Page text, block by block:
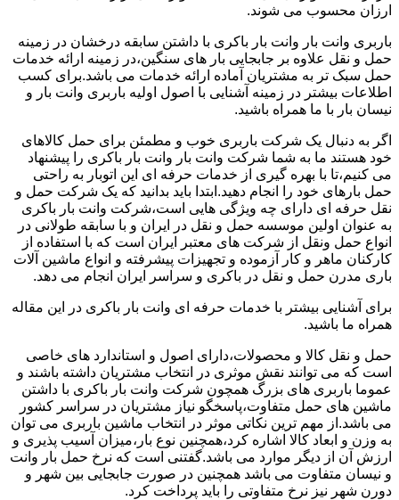
ارزان محسوب می شوند.
باربری وانت بار وانت بار باکری با داشتن سابقه درخشان در زمینه
حمل و نقل علاوه بر جابجایی بار های سنگین،در زمینه ارائه خدمات
حمل سبک تر به مشتریان آماده ارائه خدمات می باشد.برای کسب
اطلاعات بیشتر در زمینه آشنایی با اصول اولیه باربری وانت بار و
نیسان بار با ما همراه باشید.
اگر به دنبال یک شرکت باربری خوب و مطمئن برای حمل کالاهای
خود هستند ما به شما شرکت وانت بار وانت بار باکری را پیشنهاد
می کنیم،تا با بهره گیری از خدمات حرفه ای این اتوبار به راحتی
حمل بارهای خود را انجام دهید.ابتدا باید بدانید که یک شرکت حمل و
نقل حرفه ای دارای چه ویژگی هایی است،شرکت وانت بار باکری
به عنوان اولین موسسه حمل و نقل در ایران و با سابقه طولانی در
انواع حمل ونقل از شرکت های معتبر ایران است که با استفاده از
کارکنان ماهر و کار آزموده و تجهیزات پیشرفته و انواع ماشین آلات
باری مدرن حمل و نقل در باکری و سراسر ایران انجام می دهد.
برای آشنایی بیشتر با خدمات حرفه ای وانت بار باکری در این مقاله
همراه ما باشید.
حمل و نقل کالا و محصولات،دارای اصول و استاندارد های خاصی
است که می توانند نقش موثری در انتخاب مشتریان داشته باشند و
عموما باربری های بزرگ همچون شرکت وانت بار باکری با داشتن
ماشین های حمل متفاوت،پاسخگو نیاز مشتریان در سراسر کشور
می باشد.از مهم ترین نکاتی موثر در انتخاب ماشین باربری می توان
به وزن و ابعاد کالا اشاره کرد،همچنین نوع بار،میزان آسیب پذیری و
ارزش آن از دیگر موارد می باشد.گفتنی است که نرخ حمل بار وانت
و نیسان متفاوت می باشد همچنین در صورت جابجایی بین شهر و
دورن شهر نیز نرخ متفاوتی را باید پرداخت کرد.